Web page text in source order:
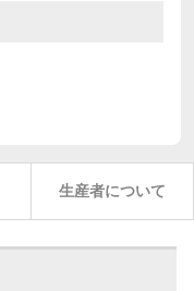
生産者について